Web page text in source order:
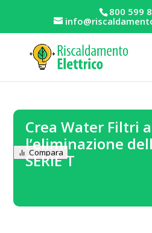
800 599
Crea Water Filtri
l’eliminazione
SERIE T
Compara